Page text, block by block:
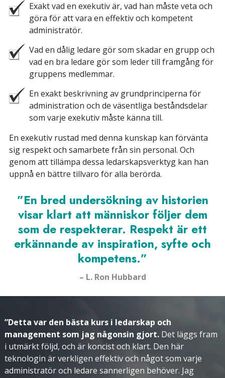
Exakt vad en exekutiv är, vad han måste veta och
göra för att vara en effektiv och kompetent
administratör.
Vad en dålig ledare gör som skadar en grupp och
vad en bra ledare gör som leder till framgång för
gruppens medlemmar.
En exakt beskrivning av grundprinciperna för
administration och de väsentliga beståndsdelar
som varje exekutiv måste känna till.
En exekutiv rustad med denna kunskap kan förvänta
sig respekt och samarbete från sin personal. Och
genom att tillämpa dessa ledarskapsverktyg kan han
uppnå en bättre tillvaro för alla berörda.
”En bred undersökning av historien
visar klart att människor följer dem
som de respekterar. Respekt är ett
erkännande av inspiration, syfte och
kompetens.”
– L. Ron Hubbard
”Detta var den bästa kurs i ledarskap och
management som jag någonsin gjort. Det läggs fram
i utmärkt följd, och är koncist och klart. Den här
teknologin är verkligen effektiv och något som varje
administratör och ledare sannerligen behöver. Jag